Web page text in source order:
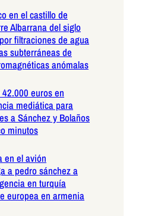
en el castillo de
Albarrana del siglo
filtraciones de agua
subterráneas de
anómalas
euros en
mediática para
a Sánchez y Bolaños
minutos
en el avión
a pedro sánchez a
en turquía
europea en armenia